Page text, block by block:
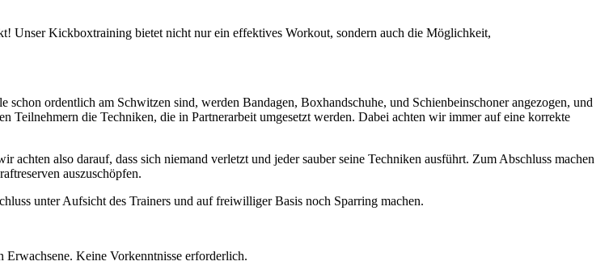
Unser Kickboxtraining bietet nicht nur ein effektives Workout, sondern auch die Möglichkeit,
ordentlich am Schwitzen sind, werden Bandagen, Boxhandschuhe, und Schienbeinschoner angezogen, und
die Techniken, die in Partnerarbeit umgesetzt werden. Dabei achten wir immer auf eine korrekte
also darauf, dass sich niemand verletzt und jeder sauber seine Techniken ausführt. Zum Abschluss machen
auszuschöpfen.
unter Aufsicht des Trainers und auf freiwilliger Basis noch Sparring machen.
Keine Vorkenntnisse erforderlich.